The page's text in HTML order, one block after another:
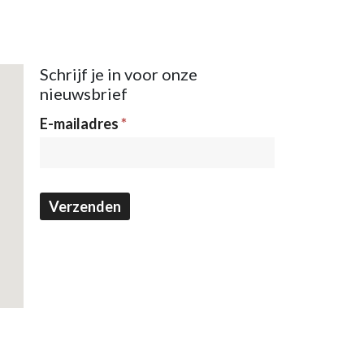
Schrijf je in voor onze
nieuwsbrief
Nieuwsbrief
E-mailadres*
Verzenden